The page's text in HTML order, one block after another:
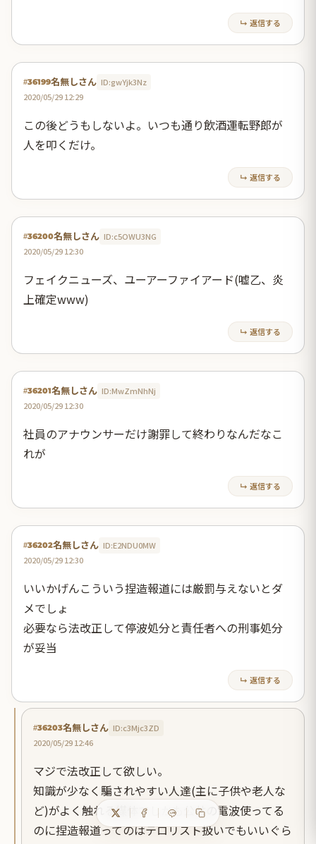
↳ 返信する
#36199名無しさん ID:gwYjk3Nz
2020/05/29 12:29
この後どうもしないよ。いつも通り飲酒運転野郎が
人を叩くだけ。
↳ 返信する
#36200名無しさん ID:c5OWU3NG
2020/05/29 12:30
フェイクニューズ、ユーアーファイアード(嘘乙、炎
上確定www)
↳ 返信する
#36201名無しさん ID:MwZmNhNj
2020/05/29 12:30
社員のアナウンサーだけ謝罪して終わりなんだなこ
れが
↳ 返信する
#36202名無しさん ID:E2NDU0MW
2020/05/29 12:30
いいかげんこういう捏造報道には厳罰与えないとダ
メでしょ
必要なら法改正して停波処分と責任者への刑事処分
が妥当
↳ 返信する
#36203名無しさん ID:c3Mjc3ZD
2020/05/29 12:46
マジで法改正して欲しい。
知識が少なく騙されやすい人達(主に子供や老人な
ど)がよく触れる媒体でしかも公共の電波使ってる
のに捏造報道ってのはテロリスト扱いでもいいぐら